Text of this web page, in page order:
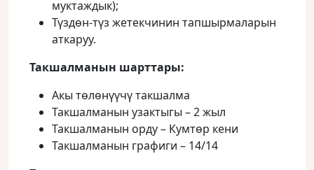
муктаждык);
Түздөн-түз жетекчинин тапшырмаларын
аткаруу.
Такшалманын шарттары:
Акы төлөнүүчү такшалма
Такшалманын узактыгы – 2 жыл
Такшалманын орду – Кумтөр кени
Такшалманын графиги – 14/14